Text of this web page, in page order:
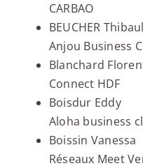
CARBAO
BEUCHER
Anjou Business
Blanchard
Connect HDF
Boisdur Eddy
Aloha business
Boissin Vanessa
Réseaux Meet